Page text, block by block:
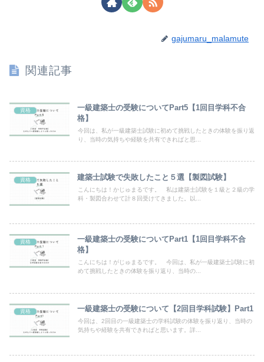
gajumaru_malamute
関連記事
資格
一級建築士の受験についてPart5【1回目学科不合
格】
今回は、私が一級建築士試験に初めて挑戦したときの体験を振り返
り、当時の気持ちや経験を共有できればと思...
資格 建築士試験で失敗したこと５選【製図試験】
こんにちは！かじゅまるです。 私は建築士試験を１級と２級の学
科・製図合わせて計８回受けてきました。以...
資格
一級建築士の受験についてPart1【1回目学科不合
格】
こんにちは！がじゅまるです。 今回は、私が一級建築士試験に初
めて挑戦したときの体験を振り返り、当時の...
資格 一級建築士の受験について【2回目学科試験】Part1
今回は、2回目の一級建築士の学科試験の体験を振り返り、当時の
気持ちや経験を共有できればと思います。詳...